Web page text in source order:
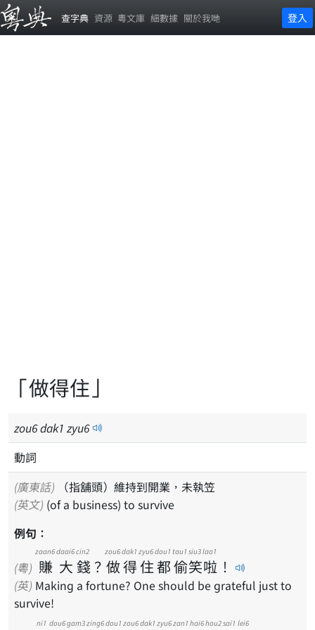
查字典 資源 粵文庫 細數據 關於我哋 登入
「做得住」
zou6dak1 zyu6
動詞
(廣東話)
（指舖頭）維持到開業，未執笠
(英文) (of a business) to survive
例句：
(粵) 賺
zaan6
大
daai6
錢
cin2
？ 做
zou6
得
dak1
住
zyu6
都
dou1
偷
tau1
笑
siu3
啦
laa1
！
(英) Making a fortune? One should be grateful just to
survive!
ni1 dou6gam3 zing6dou1 zou6dak1 zyu6 zan1 hai6hou2 sai1 lei6